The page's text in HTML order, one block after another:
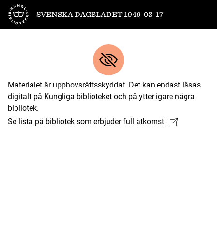
Till startsidan
SVENSKA DAGBLADET 1949-03-17
Materialet är upphovsrättsskyddat. Det kan endast läsas
digitalt på Kungliga biblioteket och på ytterligare några
bibliotek.
Se lista på bibliotek som erbjuder full åtkomst